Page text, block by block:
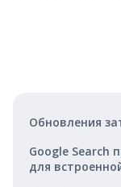
Обновления
Google Search
для